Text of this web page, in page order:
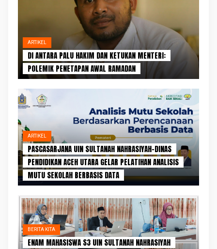
ARTIKEL
DI ANTARA PALU HAKIM DAN KETUKAN MENTERI:
POLEMIK PENETAPAN AWAL RAMADAN
ARTIKEL
PASCASARJANA UIN SULTANAH NAHRASIYAH–DINAS
PENDIDIKAN ACEH UTARA GELAR PELATIHAN ANALISIS
MUTU SEKOLAH BERBASIS DATA
BERITA KITA
ENAM MAHASISWA S3 UIN SULTANAH NAHRASIYAH